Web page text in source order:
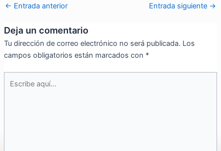
← Entrada anterior Entrada siguiente →
Deja un comentario
Tu dirección de correo electrónico no será publicada. Los
campos obligatorios están marcados con *
aquí...